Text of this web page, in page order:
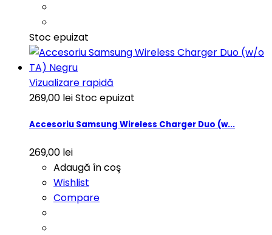
Stoc epuizat
Vizualizare rapidă
269,00 leiStoc epuizat
Accesoriu Samsung Wireless Charger Duo (w...
269,00 lei
Adaugă în coş
Wishlist
Compare